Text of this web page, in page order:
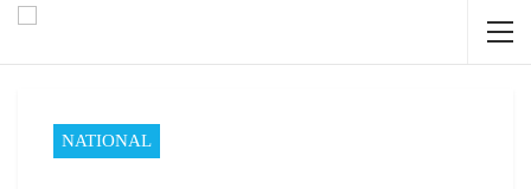
NATIONAL